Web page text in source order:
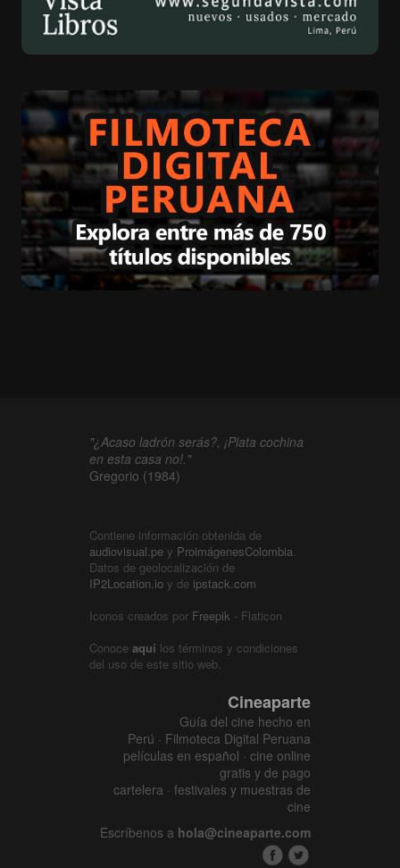
"¿Acaso ladrón serás?, ¡Plata cochina
en esta casa no!."
Gregorio (1984)
Contiene información obtenida de
audiovisual.pe y ProimágenesColombia.
Datos de geolocalización de
IP2Location.io y de ipstack.com
Iconos creados por Freepik - Flaticon
Conoce aquí los términos y condiciones
del uso de este sitio web.
Cineaparte
Guía del cine hecho en
Perú · Filmoteca Digital Peruana
películas en español · cine online
gratis y de pago
cartelera · festivales y muestras de
cine
Escríbenos a hola@cineaparte.com